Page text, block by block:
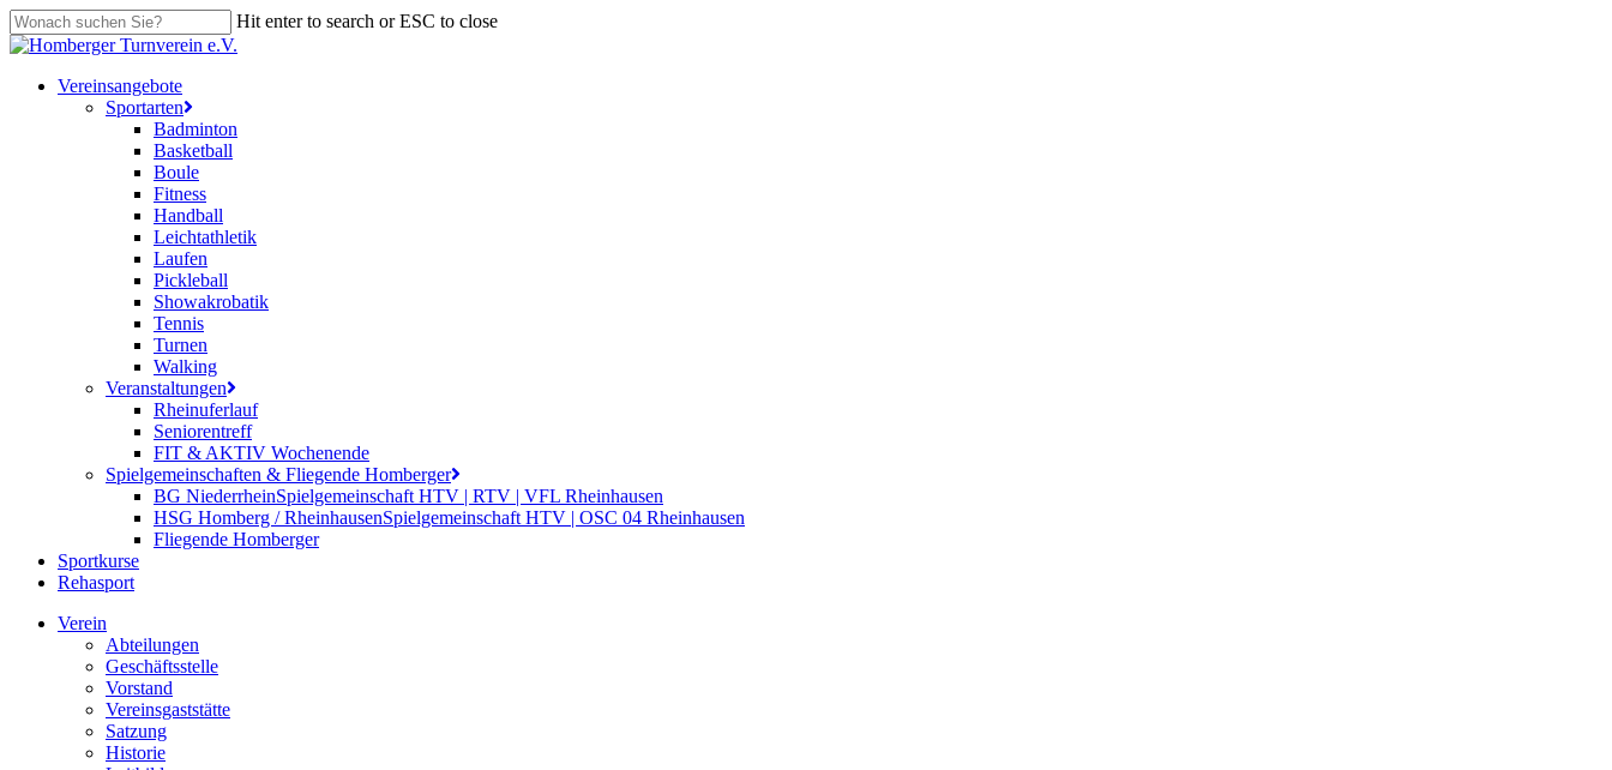
Skip
to
content
Hit enter to search or ESC to close
Close
search
Menu
Vereinsangebote
Sportarten
Badminton
Basketball
Boule
Fitness
Handball
Leichtathletik
Laufen
Pickleball
Showakrobatik
Tennis
Turnen
Walking
Veranstaltungen
Rheinuferlauf
Seniorentreff
FIT & AKTIV Wochenende
Spielgemeinschaften & Fliegende Homberger
BG NiederrheinSpielgemeinschaft HTV | RTV | VFL Rheinhausen
HSG Homberg / RheinhausenSpielgemeinschaft HTV | OSC 04 Rheinhausen
Fliegende Homberger
Sportkurse
Rehasport
Verein
Abteilungen
Geschäftsstelle
Vorstand
Vereinsgaststätte
Satzung
Historie